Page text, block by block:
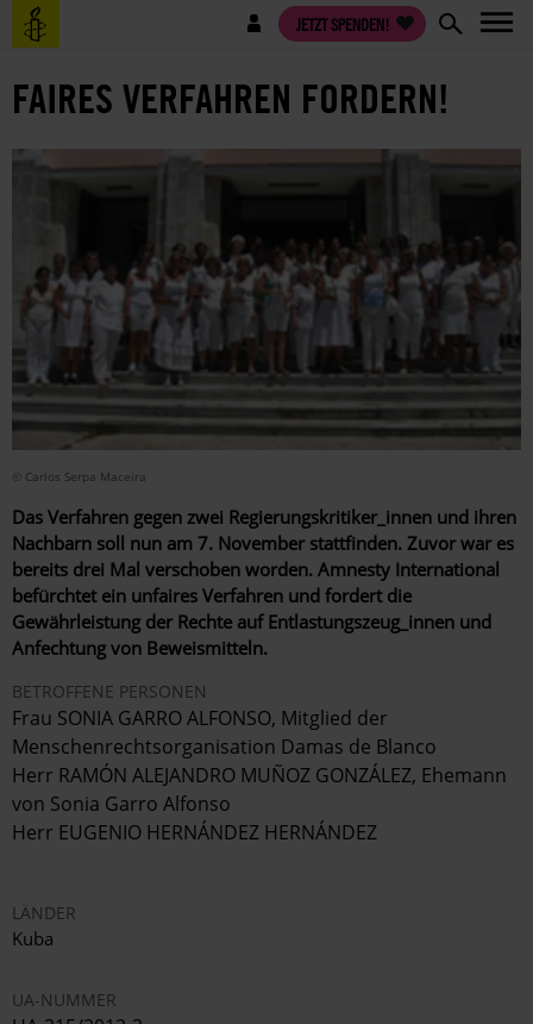
Direkt
zum
Benutzermenü JETZT SPENDEN!
FAIRES VERFAHREN FORDERN!
© Carlos Serpa Maceira
Das Verfahren gegen zwei Regierungskritiker_innen und ihren
Nachbarn soll nun am 7. November stattfinden. Zuvor war es
bereits drei Mal verschoben worden. Amnesty International
befürchtet ein unfaires Verfahren und fordert die
Gewährleistung der Rechte auf Entlastungszeug_innen und
Anfechtung von Beweismitteln.
BETROFFENE PERSONEN
Frau SONIA GARRO ALFONSO, Mitglied der
Menschenrechtsorganisation Damas de Blanco
Herr RAMÓN ALEJANDRO MUÑOZ GONZÁLEZ, Ehemann
von Sonia Garro Alfonso
Herr EUGENIO HERNÁNDEZ HERNÁNDEZ
LÄNDER
Kuba
UA-NUMMER